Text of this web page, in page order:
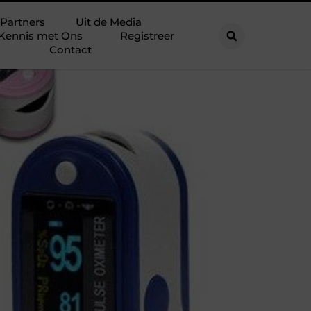
Partners
Uit de Media
met Ons
Registreer
Contact